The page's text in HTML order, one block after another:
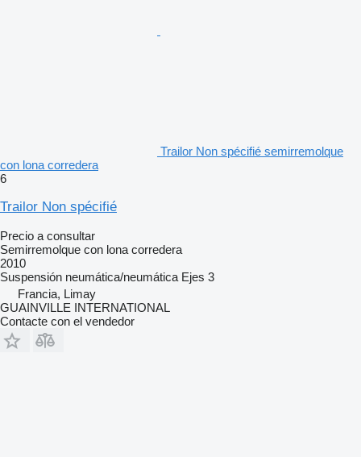
Trailor Non spécifié semirremolque
con lona corredera
6
Trailor Non spécifié
Precio a consultar
Semirremolque con lona corredera
2010
Suspensión neumática/neumática Ejes 3
Francia, Limay
GUAINVILLE INTERNATIONAL
Contacte con el vendedor